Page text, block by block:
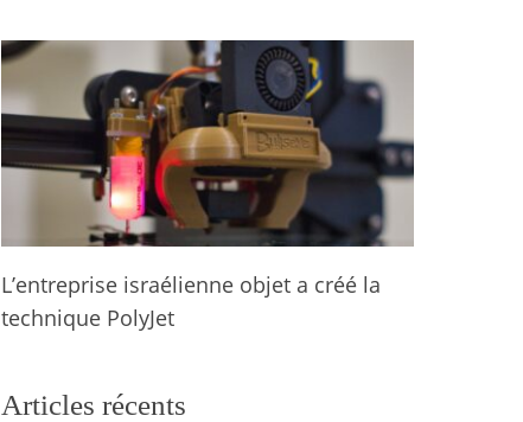
L’entreprise israélienne objet a créé la
technique PolyJet
Articles récents